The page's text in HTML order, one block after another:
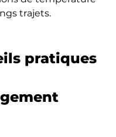
trajets.
pratiques